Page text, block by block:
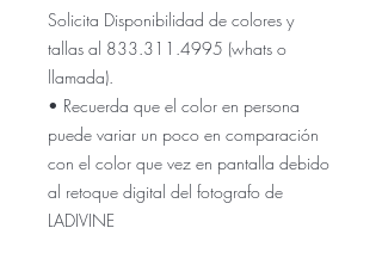
Solicita Disponibilidad de colores y
tallas al 833.311.4995 (whats o
llamada).
• Recuerda que el color en persona
puede variar un poco en comparación
con el color que vez en pantalla debido
al retoque digital del fotografo de
LADIVINE